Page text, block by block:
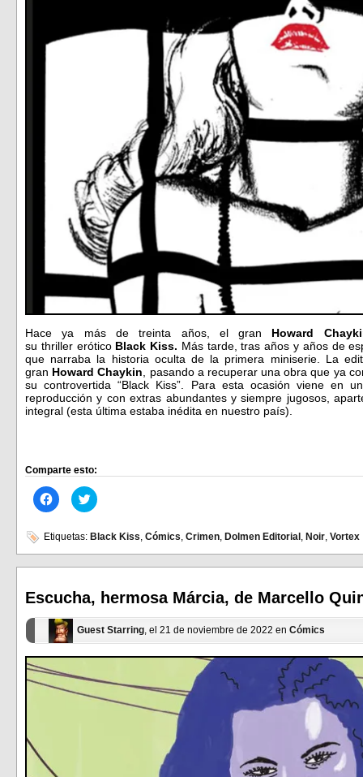
Hace ya más de treinta años, el gran Howard
su thriller erótico Black Kiss. Más tarde, tras años y años de
que narraba la historia oculta de la primera miniserie. La
gran Howard Chaykin , pasando a recuperar una obra que ya
su controvertida “Black Kiss”. Para esta ocasión viene en
reproducción y con extras abundantes y siempre jugosos,
integral (esta última estaba inédita en nuestro país).
Comparte esto:
Haz
clic
en
Facebook
(Se
abre
ventana
nueva)
Haz
clic
en
(Se
abre
ventana
nueva)
Etiquetas: Black Kiss, Cómics, Crimen, Dolmen Editorial , Noir, Vortex
Escucha, hermosa Márcia, de Marcello
Guest Starring , el 21 de noviembre de 2022 en Cómics